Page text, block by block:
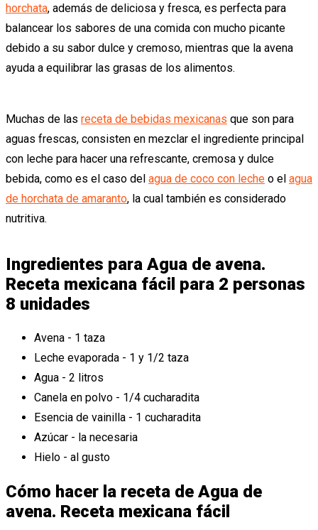
horchata, además de deliciosa y fresca, es perfecta para
balancear los sabores de una comida con mucho picante
debido a su sabor dulce y cremoso, mientras que la avena
ayuda a equilibrar las grasas de los alimentos.
Muchas de las receta de bebidas mexicanas que son para
aguas frescas, consisten en mezclar el ingrediente principal
con leche para hacer una refrescante, cremosa y dulce
bebida, como es el caso del agua de coco con leche o el agua
de horchata de amaranto, la cual también es considerado
nutritiva.
Ingredientes para Agua de avena.
Receta mexicana fácil para 2 personas
8 unidades
Avena - 1 taza
Leche evaporada - 1 y 1/2 taza
Agua - 2 litros
Canela en polvo - 1/4 cucharadita
Esencia de vainilla - 1 cucharadita
Azúcar - la necesaria
Hielo - al gusto
Cómo hacer la receta de Agua de
avena. Receta mexicana fácil